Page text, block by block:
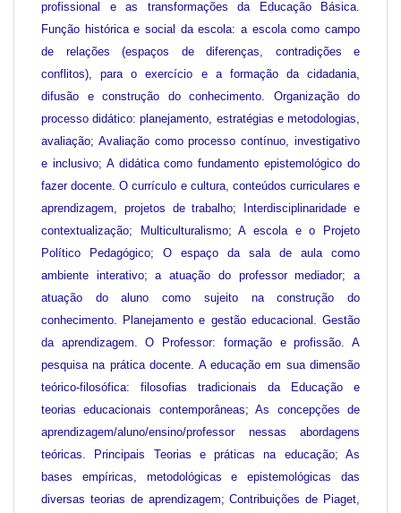
profissional e as transformações da Educação Básica.
Função histórica e social da escola: a escola como campo
de relações (espaços de diferenças, contradições e
conflitos), para o exercício e a formação da cidadania,
difusão e construção do conhecimento. Organização do
processo didático: planejamento, estratégias e metodologias,
avaliação; Avaliação como processo contínuo, investigativo
e inclusivo; A didática como fundamento epistemológico do
fazer docente. O currículo e cultura, conteúdos curriculares e
aprendizagem, projetos de trabalho; Interdisciplinaridade e
contextualização; Multiculturalismo; A escola e o Projeto
Político Pedagógico; O espaço da sala de aula como
ambiente interativo; a atuação do professor mediador; a
atuação do aluno como sujeito na construção do
conhecimento. Planejamento e gestão educacional. Gestão
da aprendizagem. O Professor: formação e profissão. A
pesquisa na prática docente. A educação em sua dimensão
teórico-filosófica: filosofias tradicionais da Educação e
teorias educacionais contemporâneas; As concepções de
aprendizagem/aluno/ensino/professor nessas abordagens
teóricas. Principais Teorias e práticas na educação; As
bases empíricas, metodológicas e epistemológicas das
diversas teorias de aprendizagem; Contribuições de Piaget,